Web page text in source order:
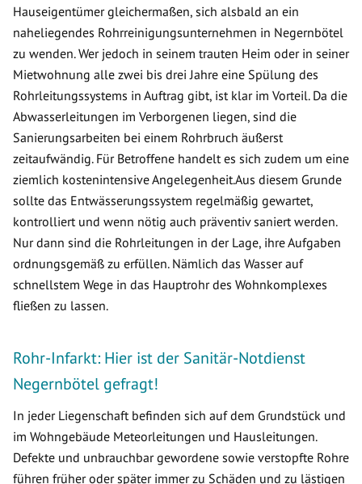
Hauseigentümer gleichermaßen, sich alsbald an ein
naheliegendes Rohrreinigungsunternehmen in Negernbötel
zu wenden. Wer jedoch in seinem trauten Heim oder in seiner
Mietwohnung alle zwei bis drei Jahre eine Spülung des
Rohrleitungssystems in Auftrag gibt, ist klar im Vorteil. Da die
Abwasserleitungen im Verborgenen liegen, sind die
Sanierungsarbeiten bei einem Rohrbruch äußerst
zeitaufwändig. Für Betroffene handelt es sich zudem um eine
ziemlich kostenintensive Angelegenheit.Aus diesem Grunde
sollte das Entwässerungssystem regelmäßig gewartet,
kontrolliert und wenn nötig auch präventiv saniert werden.
Nur dann sind die Rohrleitungen in der Lage, ihre Aufgaben
ordnungsgemäß zu erfüllen. Nämlich das Wasser auf
schnellstem Wege in das Hauptrohr des Wohnkomplexes
fließen zu lassen.
Rohr-Infarkt: Hier ist der Sanitär-Notdienst
Negernbötel gefragt!
In jeder Liegenschaft befinden sich auf dem Grundstück und
im Wohngebäude Meteorleitungen und Hausleitungen.
Defekte und unbrauchbar gewordene sowie verstopfte Rohre
führen früher oder später immer zu Schäden und zu lästigen